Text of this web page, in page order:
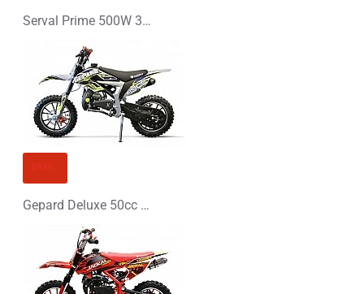
Serval Prime 500W 36V Elektryczny Mini Cross
Gepard Deluxe 50cc Mini Cross